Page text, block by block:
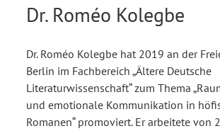
Dr. Roméo Kolegbe
Dr. Roméo Kolegbe hat 2019 an der
Berlin im Fachbereich „Ältere Deutsche
Literaturwissenschaft“ zum Thema
und emotionale Kommunikation in
Romanen“ promoviert. Er arbeitete von